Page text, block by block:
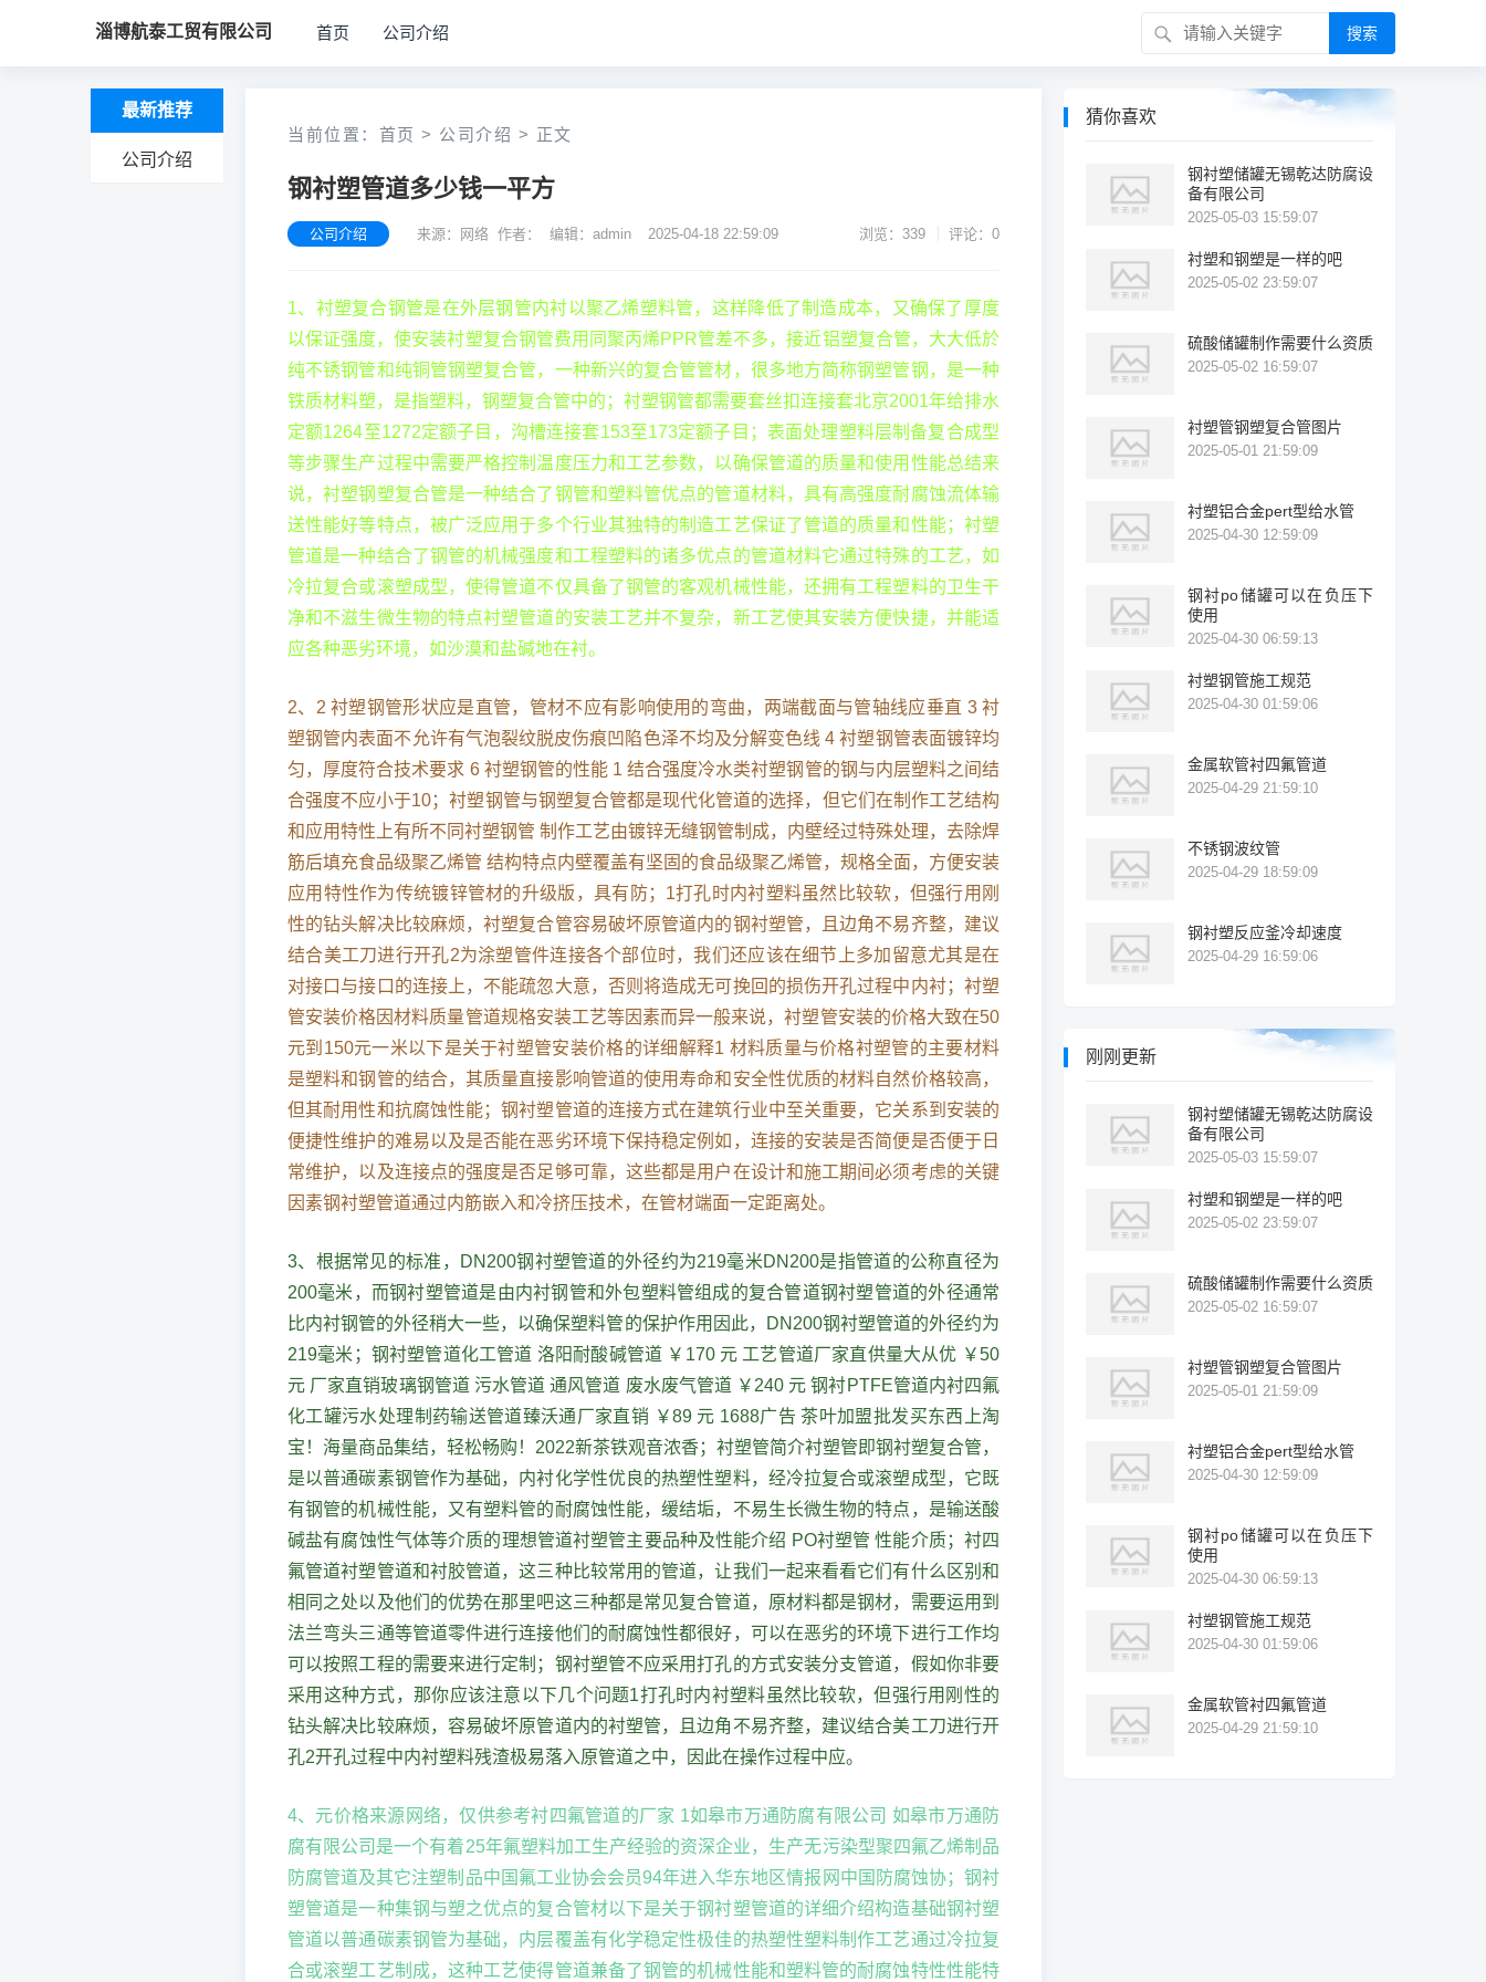
淄博航泰工贸有限公司 首页 公司介绍 搜索
最新推荐
公司介绍
当前位置： 首页 > 公司介绍 > 正文
钢衬塑管道多少钱一平方
公司介绍 来源：网络 作者： 编辑：admin 2025-04-18 22:59:09 浏览：339 评论：0
1、衬塑复合钢管是在外层钢管内衬以聚乙烯塑料管，这样降低了制造成本，又确保了厚度
以保证强度，使安装衬塑复合钢管费用同聚丙烯PPR管差不多，接近铝塑复合管，大大低於
纯不锈钢管和纯铜管钢塑复合管，一种新兴的复合管管材，很多地方简称钢塑管钢，是一种
铁质材料塑，是指塑料，钢塑复合管中的；衬塑钢管都需要套丝扣连接套北京2001年给排水
定额1264至1272定额子目，沟槽连接套153至173定额子目；表面处理塑料层制备复合成型
等步骤生产过程中需要严格控制温度压力和工艺参数，以确保管道的质量和使用性能总结来
说，衬塑钢塑复合管是一种结合了钢管和塑料管优点的管道材料，具有高强度耐腐蚀流体输
送性能好等特点，被广泛应用于多个行业其独特的制造工艺保证了管道的质量和性能；衬塑
管道是一种结合了钢管的机械强度和工程塑料的诸多优点的管道材料它通过特殊的工艺，如
冷拉复合或滚塑成型，使得管道不仅具备了钢管的客观机械性能，还拥有工程塑料的卫生干
净和不滋生微生物的特点衬塑管道的安装工艺并不复杂，新工艺使其安装方便快捷，并能适
应各种恶劣环境，如沙漠和盐碱地在衬。
2、2 衬塑钢管形状应是直管，管材不应有影响使用的弯曲，两端截面与管轴线应垂直 3 衬
塑钢管内表面不允许有气泡裂纹脱皮伤痕凹陷色泽不均及分解变色线 4 衬塑钢管表面镀锌均
匀，厚度符合技术要求 6 衬塑钢管的性能 1 结合强度冷水类衬塑钢管的钢与内层塑料之间结
合强度不应小于10；衬塑钢管与钢塑复合管都是现代化管道的选择，但它们在制作工艺结构
和应用特性上有所不同衬塑钢管 制作工艺由镀锌无缝钢管制成，内壁经过特殊处理，去除焊
筋后填充食品级聚乙烯管 结构特点内壁覆盖有坚固的食品级聚乙烯管，规格全面，方便安装
应用特性作为传统镀锌管材的升级版，具有防；1打孔时内衬塑料虽然比较软，但强行用刚
性的钻头解决比较麻烦，衬塑复合管容易破坏原管道内的钢衬塑管，且边角不易齐整，建议
结合美工刀进行开孔2为涂塑管件连接各个部位时，我们还应该在细节上多加留意尤其是在
对接口与接口的连接上，不能疏忽大意，否则将造成无可挽回的损伤开孔过程中内衬；衬塑
管安装价格因材料质量管道规格安装工艺等因素而异一般来说，衬塑管安装的价格大致在50
元到150元一米以下是关于衬塑管安装价格的详细解释1 材料质量与价格衬塑管的主要材料
是塑料和钢管的结合，其质量直接影响管道的使用寿命和安全性优质的材料自然价格较高，
但其耐用性和抗腐蚀性能；钢衬塑管道的连接方式在建筑行业中至关重要，它关系到安装的
便捷性维护的难易以及是否能在恶劣环境下保持稳定例如，连接的安装是否简便是否便于日
常维护，以及连接点的强度是否足够可靠，这些都是用户在设计和施工期间必须考虑的关键
因素钢衬塑管道通过内筋嵌入和冷挤压技术，在管材端面一定距离处。
3、根据常见的标准，DN200钢衬塑管道的外径约为219毫米DN200是指管道的公称直径为
200毫米，而钢衬塑管道是由内衬钢管和外包塑料管组成的复合管道钢衬塑管道的外径通常
比内衬钢管的外径稍大一些，以确保塑料管的保护作用因此，DN200钢衬塑管道的外径约为
219毫米；钢衬塑管道化工管道 洛阳耐酸碱管道 ￥170 元 工艺管道厂家直供量大从优 ￥50
元 厂家直销玻璃钢管道 污水管道 通风管道 废水废气管道 ￥240 元 钢衬PTFE管道内衬四氟
化工罐污水处理制药输送管道臻沃通厂家直销 ￥89 元 1688广告 茶叶加盟批发买东西上淘
宝！海量商品集结，轻松畅购！2022新茶铁观音浓香；衬塑管简介衬塑管即钢衬塑复合管，
是以普通碳素钢管作为基础，内衬化学性优良的热塑性塑料，经冷拉复合或滚塑成型，它既
有钢管的机械性能，又有塑料管的耐腐蚀性能，缓结垢，不易生长微生物的特点，是输送酸
碱盐有腐蚀性气体等介质的理想管道衬塑管主要品种及性能介绍 PO衬塑管 性能介质；衬四
氟管道衬塑管道和衬胶管道，这三种比较常用的管道，让我们一起来看看它们有什么区别和
相同之处以及他们的优势在那里吧这三种都是常见复合管道，原材料都是钢材，需要运用到
法兰弯头三通等管道零件进行连接他们的耐腐蚀性都很好，可以在恶劣的环境下进行工作均
可以按照工程的需要来进行定制；钢衬塑管不应采用打孔的方式安装分支管道，假如你非要
采用这种方式，那你应该注意以下几个问题1打孔时内衬塑料虽然比较软，但强行用刚性的
钻头解决比较麻烦，容易破坏原管道内的衬塑管，且边角不易齐整，建议结合美工刀进行开
孔2开孔过程中内衬塑料残渣极易落入原管道之中，因此在操作过程中应。
4、元价格来源网络，仅供参考衬四氟管道的厂家 1如皋市万通防腐有限公司 如皋市万通防
腐有限公司是一个有着25年氟塑料加工生产经验的资深企业，生产无污染型聚四氟乙烯制品
防腐管道及其它注塑制品中国氟工业协会会员94年进入华东地区情报网中国防腐蚀协；钢衬
塑管道是一种集钢与塑之优点的复合管材以下是关于钢衬塑管道的详细介绍构造基础钢衬塑
管道以普通碳素钢管为基础，内层覆盖有化学稳定性极佳的热塑性塑料制作工艺通过冷拉复
合或滚塑工艺制成，这种工艺使得管道兼备了钢管的机械性能和塑料管的耐腐蚀特性性能特
猜你喜欢
钢衬塑储罐无锡乾达防腐设
备有限公司
2025-05-03 15:59:07
衬塑和钢塑是一样的吧
2025-05-02 23:59:07
硫酸储罐制作需要什么资质
2025-05-02 16:59:07
衬塑管钢塑复合管图片
2025-05-01 21:59:09
衬塑铝合金pert型给水管
2025-04-30 12:59:09
钢衬po储罐可以在负压下
使用
2025-04-30 06:59:13
衬塑钢管施工规范
2025-04-30 01:59:06
金属软管衬四氟管道
2025-04-29 21:59:10
不锈钢波纹管
2025-04-29 18:59:09
钢衬塑反应釜冷却速度
2025-04-29 16:59:06
刚刚更新
钢衬塑储罐无锡乾达防腐设
备有限公司
2025-05-03 15:59:07
衬塑和钢塑是一样的吧
2025-05-02 23:59:07
硫酸储罐制作需要什么资质
2025-05-02 16:59:07
衬塑管钢塑复合管图片
2025-05-01 21:59:09
衬塑铝合金pert型给水管
2025-04-30 12:59:09
钢衬po储罐可以在负压下
使用
2025-04-30 06:59:13
衬塑钢管施工规范
2025-04-30 01:59:06
金属软管衬四氟管道
2025-04-29 21:59:10